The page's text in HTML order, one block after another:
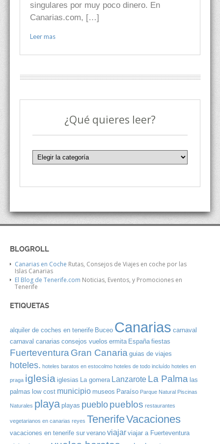
singulares por muy poco dinero. En
Canarias.com, […]
Leer mas
¿Qué quieres leer?
BLOGROLL
Canarias en Coche Rutas, Consejos de Viajes en coche por las
Islas Canarias
El Blog de Tenerife.com Noticias, Eventos, y Promociones en
Tenerife
ETIQUETAS
alquiler de coches en tenerife Buceo Canarias carnaval
carnaval canarias consejos vuelos ermita España fiestas
Fuerteventura Gran Canaria guias de viajes
hoteles. hoteles baratos en estocolmo hoteles de todo incluído hoteles en
praga iglesia iglesias La gomera Lanzarote La Palma las
palmas low cost municipio museos Paraíso Parque Natural Piscinas
Naturales playa playas pueblo pueblos restaurantes
vegetarianos en canarias reyes TenerifeVacaciones
vacaciones en tenerife sur verano viajar viajar a Fuerteventura